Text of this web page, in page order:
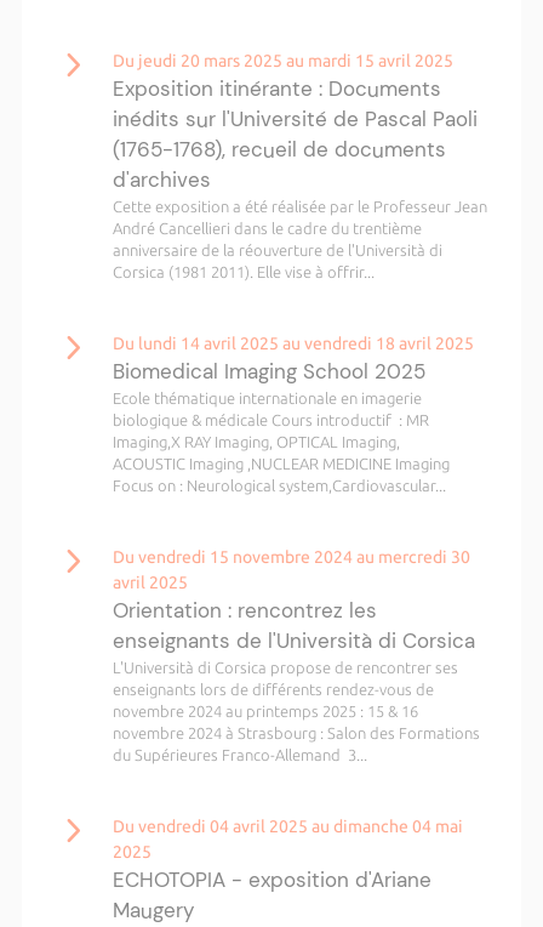
Du jeudi 20 mars 2025 au mardi 15 avril 2025
Exposition itinérante : Documents
inédits sur l'Université de Pascal Paoli
(1765-1768), recueil de documents
d'archives
Cette exposition a été réalisée par le Professeur Jean
André Cancellieri dans le cadre du trentième
anniversaire de la réouverture de l'Università di
Corsica (1981 2011). Elle vise à offrir...
Du lundi 14 avril 2025 au vendredi 18 avril 2025
Biomedical Imaging School 2025
Ecole thématique internationale en imagerie
biologique & médicale Cours introductif : MR
Imaging,X RAY Imaging, OPTICAL Imaging,
ACOUSTIC Imaging ,NUCLEAR MEDICINE Imaging
Focus on : Neurological system,Cardiovascular...
Du vendredi 15 novembre 2024 au mercredi 30
avril 2025
Orientation : rencontrez les
enseignants de l'Università di Corsica
L'Università di Corsica propose de rencontrer ses
enseignants lors de différents rendez-vous de
novembre 2024 au printemps 2025 : 15 & 16
novembre 2024 à Strasbourg : Salon des Formations
du Supérieures Franco-Allemand 3...
Du vendredi 04 avril 2025 au dimanche 04 mai
2025
ECHOTOPIA - exposition d'Ariane
Maugery